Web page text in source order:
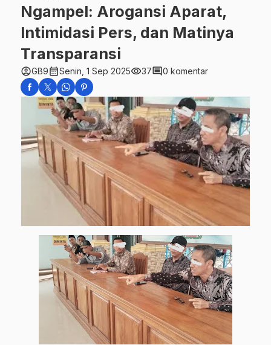
Ngampel: Arogansi Aparat,
Intimidasi Pers, dan Matinya
Transparansi
account_circleGB9calendar_monthSenin, 1 Sep 2025visibility37comment0 komentar